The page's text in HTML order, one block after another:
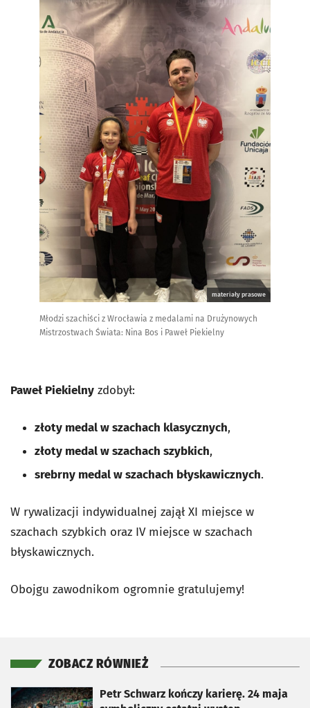
materiały prasowe
Młodzi szachiści z Wrocławia z medalami na Drużynowych
Mistrzostwach Świata: Nina Bos i Paweł Piekielny
Paweł Piekielny zdobył:
złoty medal w szachach klasycznych,
złoty medal w szachach szybkich,
srebrny medal w szachach błyskawicznych.
W rywalizacji indywidualnej zajął XI miejsce w
szachach szybkich oraz IV miejsce w szachach
błyskawicznych.
Obojgu zawodnikom ogromnie gratulujemy!
ZOBACZ RÓWNIEŻ
Petr Schwarz kończy karierę. 24 maja
otworzy się w nowej karcie